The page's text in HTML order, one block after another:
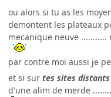
ou alors si tu as les
demontent les plateaux
mecanique neuve
par contre moi aussi je
et si sur tes sites distants
d'une alim de merde